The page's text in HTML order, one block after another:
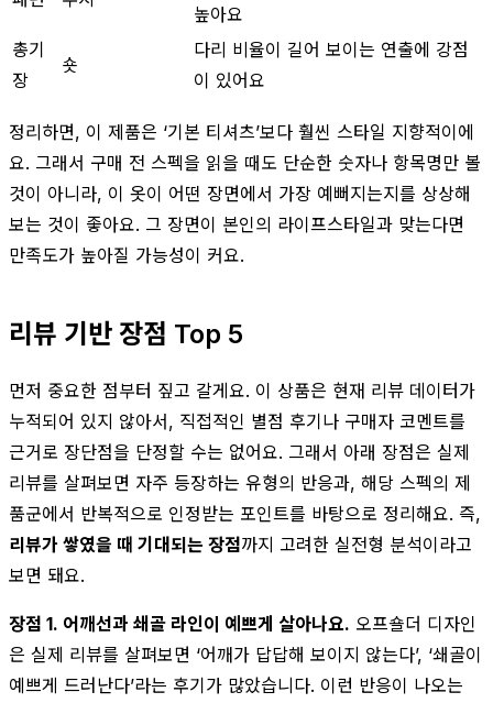
높아요
총기
장
숏
다리 비율이 길어 보이는 연출에 강점
이 있어요
정리하면, 이 제품은 ‘기본 티셔츠’보다 훨씬 스타일 지향적이에
요. 그래서 구매 전 스펙을 읽을 때도 단순한 숫자나 항목명만 볼
것이 아니라, 이 옷이 어떤 장면에서 가장 예뻐지는지를 상상해
보는 것이 좋아요. 그 장면이 본인의 라이프스타일과 맞는다면
만족도가 높아질 가능성이 커요.
리뷰 기반 장점 Top 5
먼저 중요한 점부터 짚고 갈게요. 이 상품은 현재 리뷰 데이터가
누적되어 있지 않아서, 직접적인 별점 후기나 구매자 코멘트를
근거로 장단점을 단정할 수는 없어요. 그래서 아래 장점은 실제
리뷰를 살펴보면 자주 등장하는 유형의 반응과, 해당 스펙의 제
품군에서 반복적으로 인정받는 포인트를 바탕으로 정리해요. 즉,
리뷰가 쌓였을 때 기대되는 장점까지 고려한 실전형 분석이라고
보면 돼요.
장점 1. 어깨선과 쇄골 라인이 예쁘게 살아나요. 오프숄더 디자인
은 실제 리뷰를 살펴보면 ‘어깨가 답답해 보이지 않는다’, ‘쇄골이
예쁘게 드러난다’라는 후기가 많았습니다. 이런 반응이 나오는